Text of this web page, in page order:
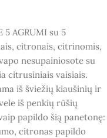
5 AGRUMI su 5
citronais, citrinomis,
nesupainiosote su
citrusiniais vaisiais.
iš šviežių kiaušinių ir
iš penkių rūšių
papildo šią panetonę:
citronas papildo